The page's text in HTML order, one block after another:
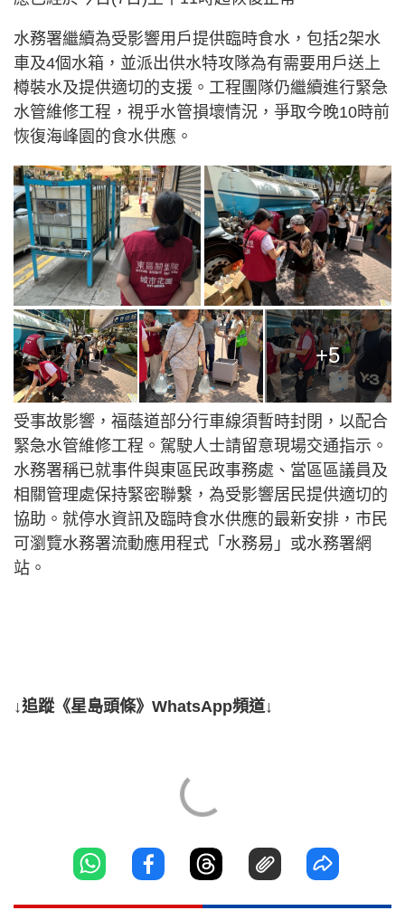
水務署繼續為受影響用戶提供臨時食水，包括2架水
車及4個水箱，並派出供水特攻隊為有需要用戶送上
樽裝水及提供適切的支援。工程團隊仍繼續進行緊急
水管維修工程，視乎水管損壞情況，爭取今晚10時前
恢復海峰園的食水供應。
+5
受事故影響，福蔭道部分行車線須暫時封閉，以配合
緊急水管維修工程。駕駛人士請留意現場交通指示。
水務署稱已就事件與東區民政事務處、當區區議員及
相關管理處保持緊密聯繫，為受影響居民提供適切的
協助。就停水資訊及臨時食水供應的最新安排，市民
可瀏覽水務署流動應用程式「水務易」或水務署網
站。
↓追蹤《星島頭條》WhatsApp頻道↓